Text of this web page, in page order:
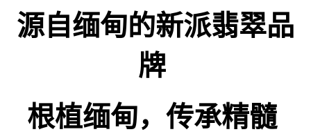
源自缅甸的新派翡翠品
牌
根植缅甸，传承精髓